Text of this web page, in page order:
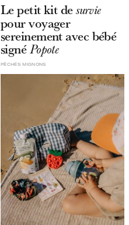
Le petit kit desurvie
pour voyager
sereinement avec bébé
signéPopote
PÊCHÉS MIGNONS